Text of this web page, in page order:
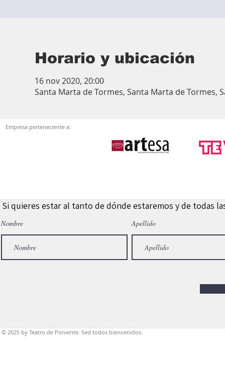
Horario y ubicación
16 nov 2020, 20:00
Santa Marta de Tormes, Santa Marta de Tormes,
Empresa perteneciente a:
Si quieres estar al tanto de dónde estaremos y de todas
Nombre Apellido
© 2025 by Teatro de Poniente. Sed todos bienvenidos.